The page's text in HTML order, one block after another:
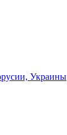
Украины